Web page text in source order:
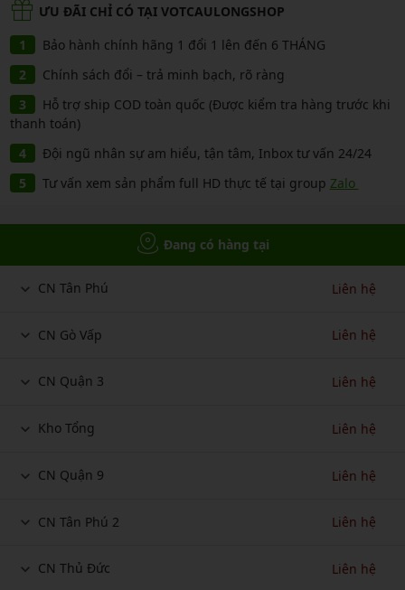
ƯU ĐÃI CHỈ CÓ TẠI VOTCAULONGSHOP
Bảo hành chính hãng 1 đổi 1 lên đến 6 THÁNG
Chính sách đổi – trả minh bạch, rõ ràng
Hỗ trợ ship COD toàn quốc (Được kiểm tra hàng trước khi
thanh toán)
Đội ngũ nhân sự am hiểu, tận tâm, Inbox tư vấn 24/24
Tư vấn xem sản phẩm full HD thực tế tại group Zalo
Đang có hàng tại
CN Tân Phú Liên hệ
CN Gò Vấp Liên hệ
CN Quận 3 Liên hệ
Kho Tổng Liên hệ
CN Quận 9 Liên hệ
CN Tân Phú 2 Liên hệ
CN Thủ Đức Liên hệ